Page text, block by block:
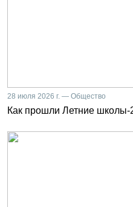
28 июля 2026 г. — Общество
Как прошли Летние школы-